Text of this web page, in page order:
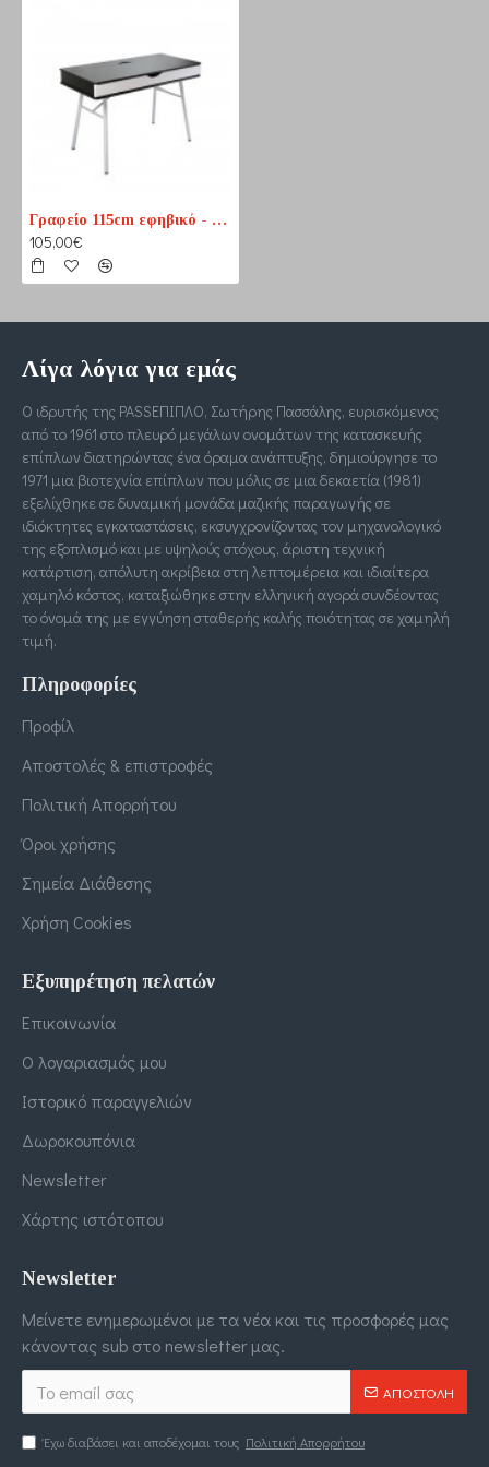
Γραφείο 115cm εφηβικό - παιδικό
105,00€
Λίγα λόγια για εμάς
Ο ιδρυτής της PASSΕΠΙΠΛΟ, Σωτήρης Πασσάλης, ευρισκόμενος
από το 1961 στο πλευρό μεγάλων ονομάτων της κατασκευής
επίπλων διατηρώντας ένα όραμα ανάπτυξης, δημιούργησε το
1971 μια βιοτεχνία επίπλων που μόλις σε μια δεκαετία (1981)
εξελίχθηκε σε δυναμική μονάδα μαζικής παραγωγής σε
ιδιόκτητες εγκαταστάσεις, εκσυγχρονίζοντας τον μηχανολογικό
της εξοπλισμό και με υψηλούς στόχους, άριστη τεχνική
κατάρτιση, απόλυτη ακρίβεια στη λεπτομέρεια και ιδιαίτερα
χαμηλό κόστος, καταξιώθηκε στην ελληνική αγορά συνδέοντας
το όνομά της με εγγύηση σταθερής καλής ποιότητας σε χαμηλή
τιμή.
Πληροφορίες
Προφίλ
Αποστολές & επιστροφές
Πολιτική Απορρήτου
Όροι χρήσης
Σημεία Διάθεσης
Χρήση Cookies
Εξυπηρέτηση πελατών
Επικοινωνία
Ο λογαριασμός μου
Ιστορικό παραγγελιών
Δωροκουπόνια
Newsletter
Χάρτης ιστότοπου
Newsletter
Μείνετε ενημερωμένοι με τα νέα και τις προσφορές μας
κάνοντας sub στο newsletter μας.
ΑΠΟΣΤΟΛΉ
Έχω διαβάσει και αποδέχομαι τους Πολιτική Απορρήτου